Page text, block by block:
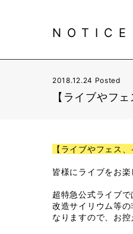
NOTICE
2018.12.24 Posted
【ライブやフ
【ライブやフェス
皆様にライブをお
超特急公式ライブ
改造サイリウム等
なりますので、お控